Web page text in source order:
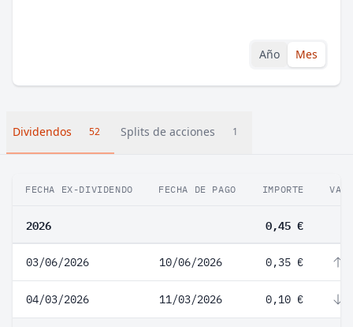
Año Mes
Dividendos 52 Splits de acciones 1
FECHA EX-DIVIDENDO FECHA DE PAGO IMPORTE
2026 0,45 €
03/06/2026 10/06/2026 0,35 €
04/03/2026 11/03/2026 0,10 €